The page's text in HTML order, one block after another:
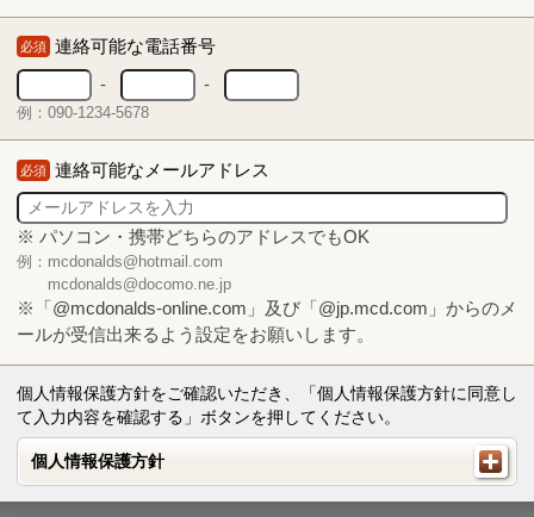
必須 連絡可能な電話番号
-
-
例：090-1234-5678
必須 連絡可能なメールアドレス
※ パソコン・携帯どちらのアドレスでもOK
例：mcdonalds@hotmail.com
mcdonalds@docomo.ne.jp
※「@mcdonalds-online.com」及び「@jp.mcd.com」からのメ
ールが受信出来るよう設定をお願いします。
個人情報保護方針をご確認いただき、「個人情報保護方針に同意し
て入力内容を確認する」ボタンを押してください。
個人情報保護方針
個人情報保護方針